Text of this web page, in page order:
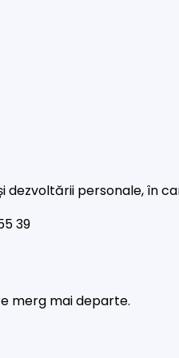
dezvoltării personale, în
merg mai departe.